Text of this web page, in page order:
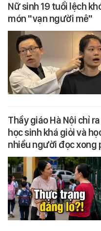
Nữ sinh 19 tuổi lệch
món "vạn người mê"
Thầy giáo Hà Nội chỉ
học sinh khá giỏi và
nhiều người đọc xong